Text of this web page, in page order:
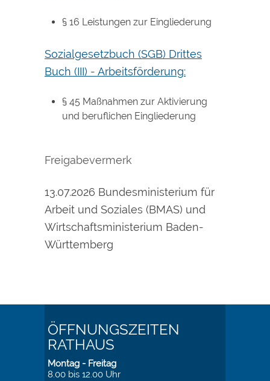
§ 16 Leistungen zur Eingliederung
Sozialgesetzbuch (SGB) Drittes
Buch (III) - Arbeitsförderung:
§ 45 Maßnahmen zur Aktivierung
und beruflichen Eingliederung
Freigabevermerk
13.07.2026 Bundesministerium für
Arbeit und Soziales (BMAS) und
Wirtschaftsministerium Baden-
Württemberg
ÖFFNUNGSZEITEN
RATHAUS
Montag - Freitag
8.00 bis 12.00 Uhr